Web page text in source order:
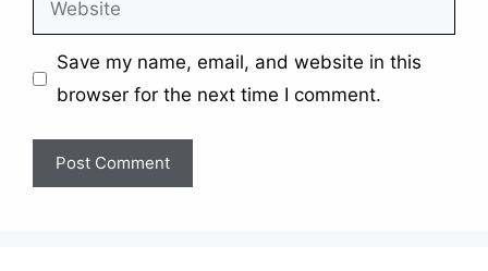
Save my name, email, and website in this
browser for the next time I comment.